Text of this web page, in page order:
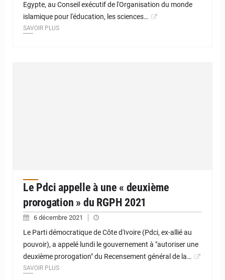
Egypte, au Conseil exécutif de l'Organisation du monde
islamique pour l'éducation, les sciences…
SAVOIR PLUS
Le Pdci appelle à une « deuxième
prorogation » du RGPH 2021
6 décembre 2021
Le Parti démocratique de Côte d'Ivoire (Pdci, ex-allié au
pouvoir), a appelé lundi le gouvernement à "autoriser une
deuxième prorogation" du Recensement général de la…
SAVOIR PLUS